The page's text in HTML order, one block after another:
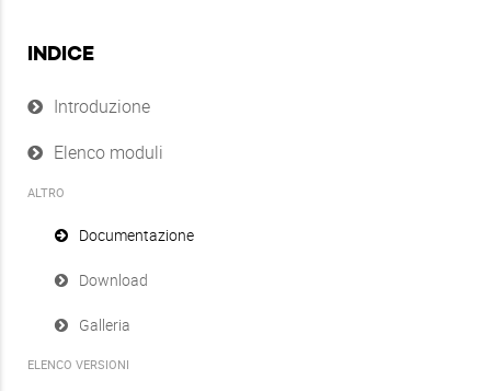
INDICE
Introduzione
Elenco moduli
ALTRO
Documentazione
Download
Galleria
ELENCO VERSIONI